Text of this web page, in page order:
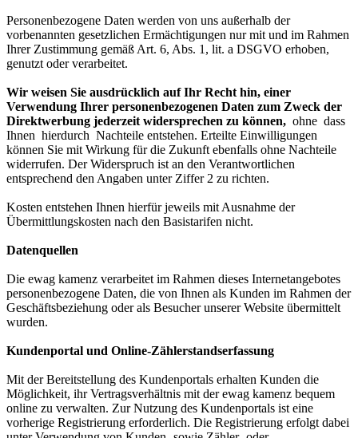
Personenbezogene Daten werden von uns außerhalb der
vorbenannten gesetzlichen Ermächtigungen nur mit und im Rahmen
Ihrer Zustimmung gemäß Art. 6, Abs. 1, lit. a DSGVO erhoben,
genutzt oder verarbeitet.
Wir weisen Sie ausdrücklich auf Ihr Recht hin, einer
Verwendung Ihrer personenbezogenen Daten zum Zweck der
Direktwerbung jederzeit widersprechen zu können, ohne dass
Ihnen hierdurch Nachteile entstehen. Erteilte Einwilligungen
können Sie mit Wirkung für die Zukunft ebenfalls ohne Nachteile
widerrufen. Der Widerspruch ist an den Verantwortlichen
entsprechend den Angaben unter Ziffer 2 zu richten.
Kosten entstehen Ihnen hierfür jeweils mit Ausnahme der
Übermittlungskosten nach den Basistarifen nicht.
Datenquellen
Die ewag kamenz verarbeitet im Rahmen dieses Internetangebotes
personenbezogene Daten, die von Ihnen als Kunden im Rahmen der
Geschäftsbeziehung oder als Besucher unserer Website übermittelt
wurden.
Kundenportal und Online-Zählerstandserfassung
Mit der Bereitstellung des Kundenportals erhalten Kunden die
Möglichkeit, ihr Vertragsverhältnis mit der ewag kamenz bequem
online zu verwalten. Zur Nutzung des Kundenportals ist eine
vorherige Registrierung erforderlich. Die Registrierung erfolgt dabei